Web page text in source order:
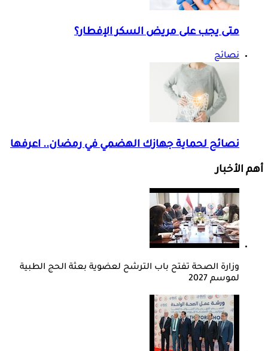
متى يجب على مريض السكر الإفطار؟
نصائح
نصائح لحماية جهازك الهضمي في رمضان.. اعرفها
أهم الأخبار
وزارة الصحة تفتح باب الترشح لعضوية بعثة الحج الطبية
لموسم 2027